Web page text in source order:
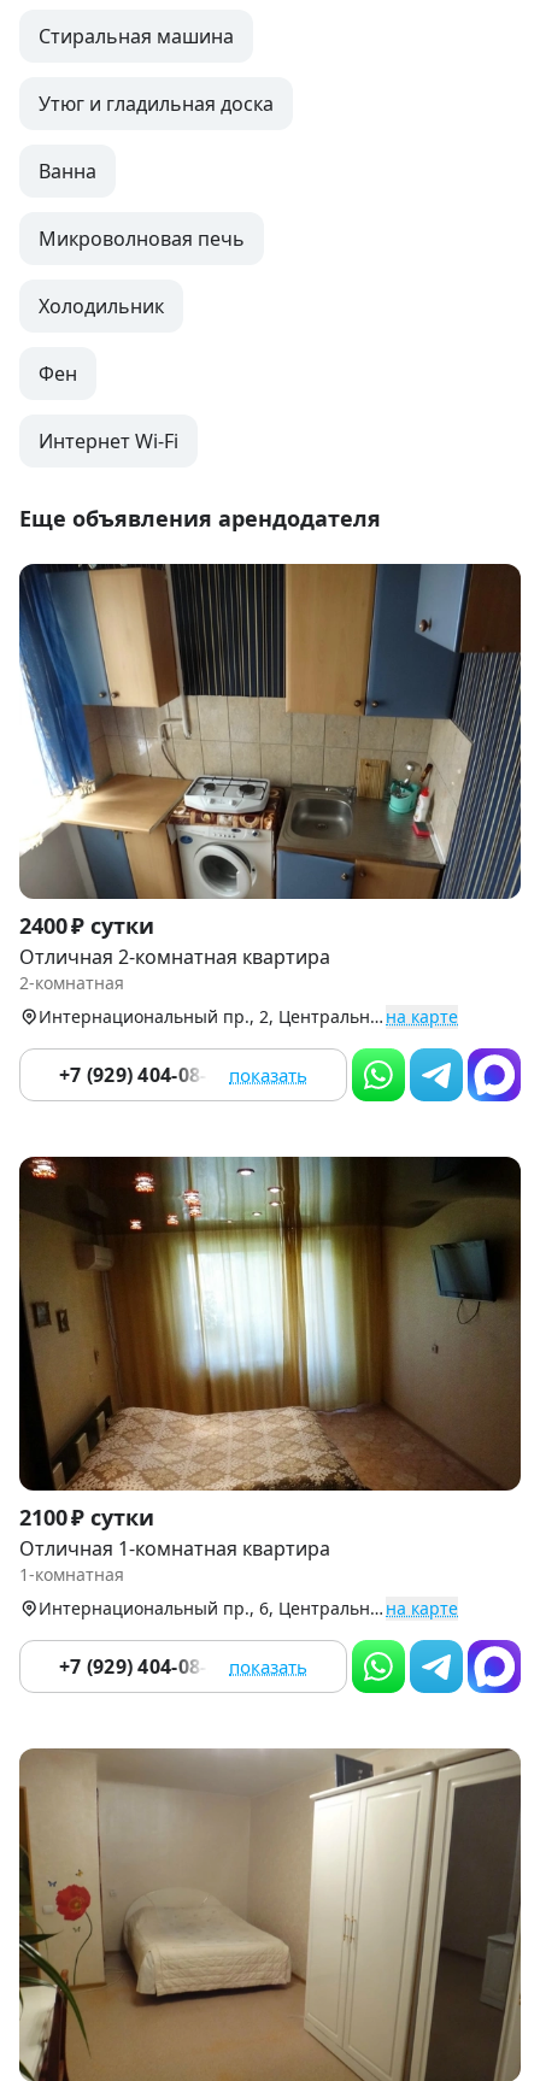
Стиральная машина
Утюг и гладильная доска
Ванна
Микроволновая печь
Холодильник
Фен
Интернет Wi-Fi
Еще объявления арендодателя
Item
1
of
5
2400 ₽ сутки
Отличная 2-комнатная квартира
2-комнатная
Интернациональный пр., 2, Центральный округ на карте
+7 (929) 404-08-22 показать
Item
1
of
2100 ₽ сутки
Отличная 1-комнатная квартира
1-комнатная
Интернациональный пр., 6, Центральный округ на карте
+7 (929) 404-08-22 показать